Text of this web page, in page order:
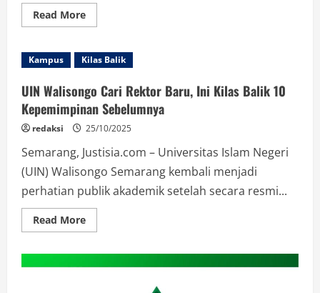
Read MoreRead
more
Walisongo
Keluarkan
Baru,
Pedagang
Dilarang
Berjualan
Di
Area
Saat
Kampus Kilas Balik
UIN Walisongo Cari Rektor Baru, Ini Kilas Balik 10
Kepemimpinan Sebelumnya
redaksi 25/10/2025
Semarang, Justisia.com – Universitas Islam Negeri
(UIN) Walisongo Semarang kembali menjadi
perhatian publik akademik setelah secara resmi...
Read MoreRead
more
Cari